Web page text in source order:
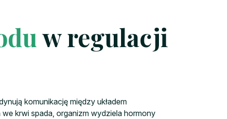
w regulacji
komunikację między układem
krwi spada, organizm wydziela hormony